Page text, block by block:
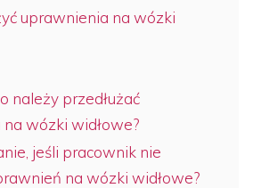
uprawnienia na wózki
należy przedłużać
wózki widłowe?
jeśli pracownik nie
na wózki widłowe?